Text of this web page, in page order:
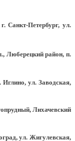
Петербург, ул.
Люберецкий район, п.
ул. Заводская,
Лихачевский
ул. Жигулевская,